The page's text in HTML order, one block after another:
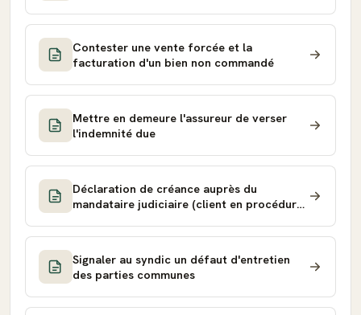
Contester une vente forcée et la
facturation d'un bien non commandé
Mettre en demeure l'assureur de verser
l'indemnité due
Déclaration de créance auprès du
mandataire judiciaire (client en procédure
Signaler au syndic un défaut d'entretien
des parties communes